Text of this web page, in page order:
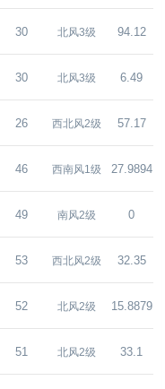
30 北风3级 94.12
30 北风3级 6.49
26 西北风2级 57.17
46 西南风1级 27.9894
49 南风2级 0
53 西北风2级 32.35
52 北风2级 15.8879
51 北风2级 33.1